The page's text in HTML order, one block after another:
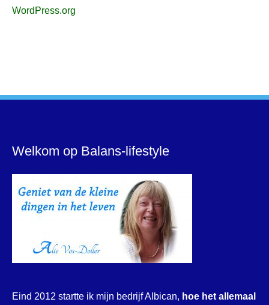
WordPress.org
Welkom op Balans-lifestyle
Eind 2012 startte ik mijn bedrijf Albican, hoe het allemaal